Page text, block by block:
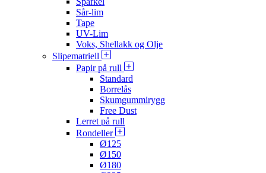
Sår-lim
Tape
UV-Lim
Voks, Shellakk og Olje
Slipematriell
Papir på rull
Standard
Borrelås
Skumgummirygg
Free Dust
Lerret på rull
Rondeller
Ø125
Ø150
Ø180